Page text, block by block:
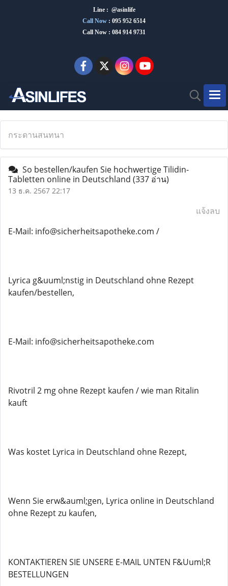
Line : @asinlife
Call Now : 095 952 6514
Call Now : 084 914 9731
กระดานสนทนา
So bestellen/kaufen Sie hochwertige Tilidin-
Tabletten online in Deutschland (337 อ่าน)
13 ธ.ค. 2567 22:17
แจ้งลบ
E-Mail: info@sicherheitsapotheke.com /
Lyrica g&uuml;nstig in Deutschland ohne Rezept
kaufen/bestellen,
E-Mail: info@sicherheitsapotheke.com
Rivotril 2 mg ohne Rezept kaufen / wie man Ritalin
kauft
Was kostet Lyrica in Deutschland ohne Rezept,
Wenn Sie erw&auml;gen, Lyrica online in Deutschland
ohne Rezept zu kaufen,
KONTAKTIEREN SIE UNSERE E-MAIL UNTEN F&Uuml;R
BESTELLUNGEN